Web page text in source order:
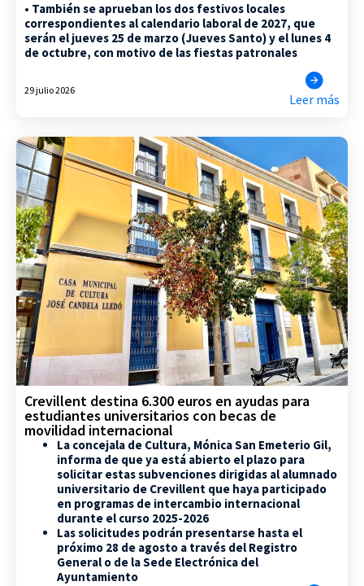
• También se aprueban los dos festivos locales
correspondientes al calendario laboral de 2027, que
serán el jueves 25 de marzo (Jueves Santo) y el lunes 4
de octubre, con motivo de las fiestas patronales
29 julio 2026
Leer más
Crevillent destina 6.300 euros en ayudas para
estudiantes universitarios con becas de
movilidad internacional
La concejala de Cultura, Mónica San Emeterio Gil,
informa de que ya está abierto el plazo para
solicitar estas subvenciones dirigidas al alumnado
universitario de Crevillent que haya participado
en programas de intercambio internacional
durante el curso 2025-2026
Las solicitudes podrán presentarse hasta el
próximo 28 de agosto a través del Registro
General o de la Sede Electrónica del
Ayuntamiento